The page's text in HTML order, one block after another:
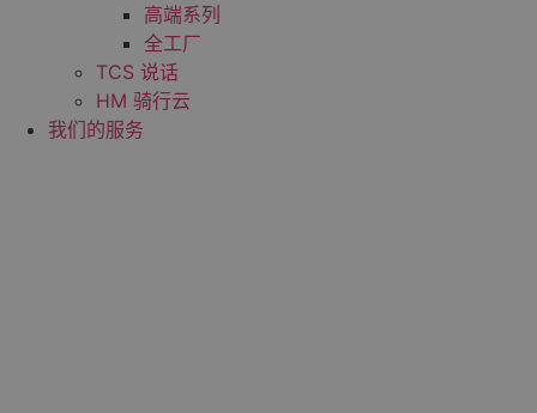
高端系列
全工厂
TCS 说话
HM 骑行云
我们的服务